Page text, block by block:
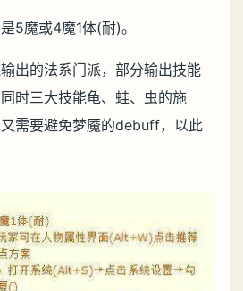
5魔或4魔1体(耐)。
出的法系门派，部分输出技能
时三大技能龟、蛙、虫的施
需要避免梦魇的debuff，以此